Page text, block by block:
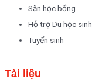
Săn học bổng
Hỗ trợ Du học sinh
Tuyển sinh
Tài liệu